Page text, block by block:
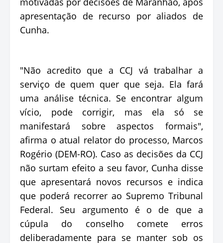
apresentação de recurso por aliados de
Cunha.
"Não acredito que a CCJ vá trabalhar a
serviço de quem quer que seja. Ela fará
uma análise técnica. Se encontrar algum
vício, pode corrigir, mas ela só se
manifestará sobre aspectos formais",
afirma o atual relator do processo, Marcos
Rogério (DEM-RO). Caso as decisões da CCJ
não surtam efeito a seu favor, Cunha disse
que apresentará novos recursos e indica
que poderá recorrer ao Supremo Tribunal
Federal. Seu argumento é o de que a
cúpula do conselho comete erros
deliberadamente para se manter sob os